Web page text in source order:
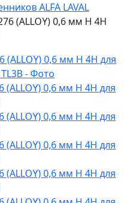
ALFA LAVAL
(ALLOY) 0,6 мм H 4H